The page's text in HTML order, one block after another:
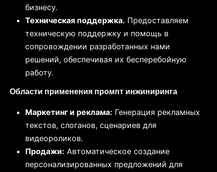
бизнесу.
Техническая поддержка. Предоставляем
техническую поддержку и помощь в
сопровождении разработанных нами
решений, обеспечивая их бесперебойную
работу.
Области применения промпт инжиниринга
Маркетинг и реклама: Генерация рекламных
текстов, слоганов, сценариев для
видеороликов.
Продажи: Автоматическое создание
персонализированных предложений для